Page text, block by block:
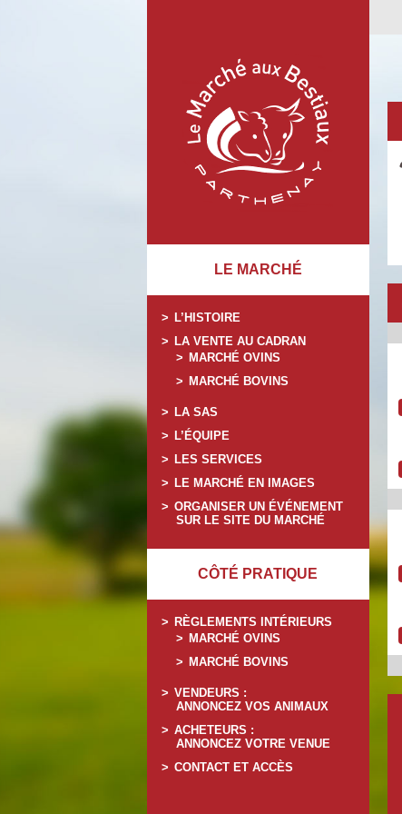
LE MARCHÉ
L’HISTOIRE
LA VENTE AU CADRAN
MARCHÉ OVINS
MARCHÉ BOVINS
LA SAS
L’ÉQUIPE
LES SERVICES
LE MARCHÉ EN IMAGES
ORGANISER UN ÉVÉNEMENT
SUR LE SITE DU MARCHÉ
CÔTÉ PRATIQUE
RÈGLEMENTS INTÉRIEURS
MARCHÉ OVINS
MARCHÉ BOVINS
VENDEURS :
ANNONCEZ VOS ANIMAUX
ACHETEURS :
ANNONCEZ VOTRE VENUE
CONTACT ET ACCÈS